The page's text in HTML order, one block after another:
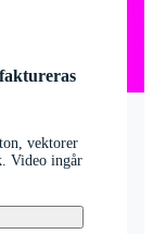
vektorer
Video ingår